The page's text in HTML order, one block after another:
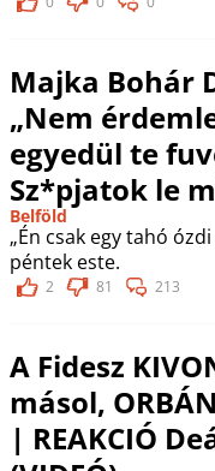
Majka Bohár
„Nem
egyedül te
Sz*pjatok le
Belföld
„Én csak egy tahó
péntek este.
2 81 213
A Fidesz
másol,
| REAKCIÓ